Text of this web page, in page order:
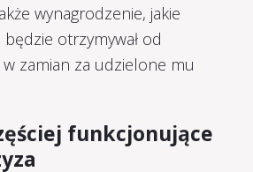
wynagrodzenie, jakie
otrzymywał od
zamian za udzielone mu
funkcjonujące